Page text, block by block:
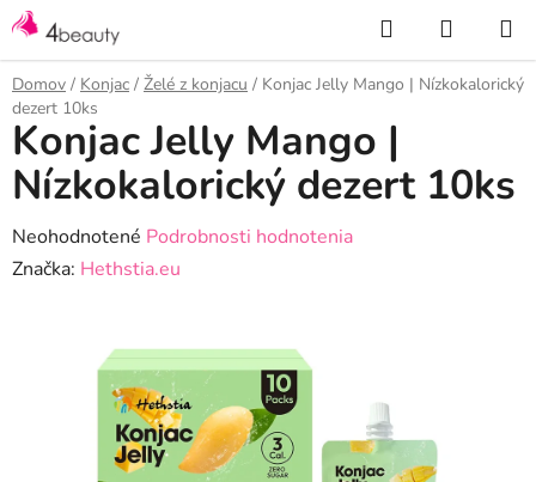
Prejsť
na
obsah
Hľadať
KOŠÍK
Domov / Konjac / Želé z konjacu / Konjac Jelly Mango | Nízkokalorický
dezert 10ks
Konjac Jelly Mango |
Nízkokalorický dezert 10ks
Priemerné
hodnotenie
Neohodnotené Podrobnosti hodnotenia
Značka: Hethstia.eu